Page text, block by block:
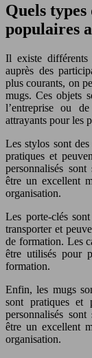
Quels types
populaires
Il existe différents
auprès des
plus courants, on
mugs. Ces objets
l’entreprise ou
attrayants pour les
Les stylos sont
pratiques et
personnalisés
être un excellent
organisation.
Les porte-clés
transporter et
de formation. Les
être utilisés pour
formation.
Enfin, les mugs
sont pratiques et
personnalisés
être un excellent
organisation.